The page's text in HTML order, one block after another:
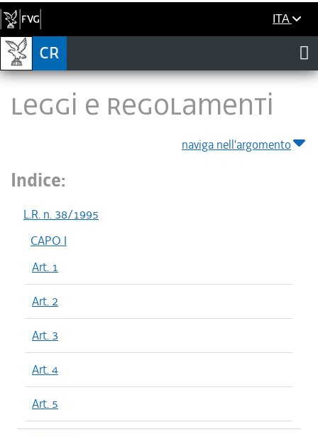
ITA
LEGGI E REGOLAMENTI
naviga nell'argomento
Indice:
L.R. n. 38/1995
CAPO I
Art. 1
Art. 2
Art. 3
Art. 4
Art. 5